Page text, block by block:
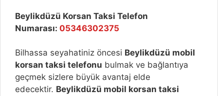
Beylikdüzü Korsan Taksi Telefon
Numarası: 05346302375
Bilhassa seyahatiniz öncesi Beylikdüzü mobil
korsan taksi telefonu bulmak ve bağlantıya
geçmek sizlere büyük avantaj elde
edecektir. Beylikdüzü mobil korsan taksi